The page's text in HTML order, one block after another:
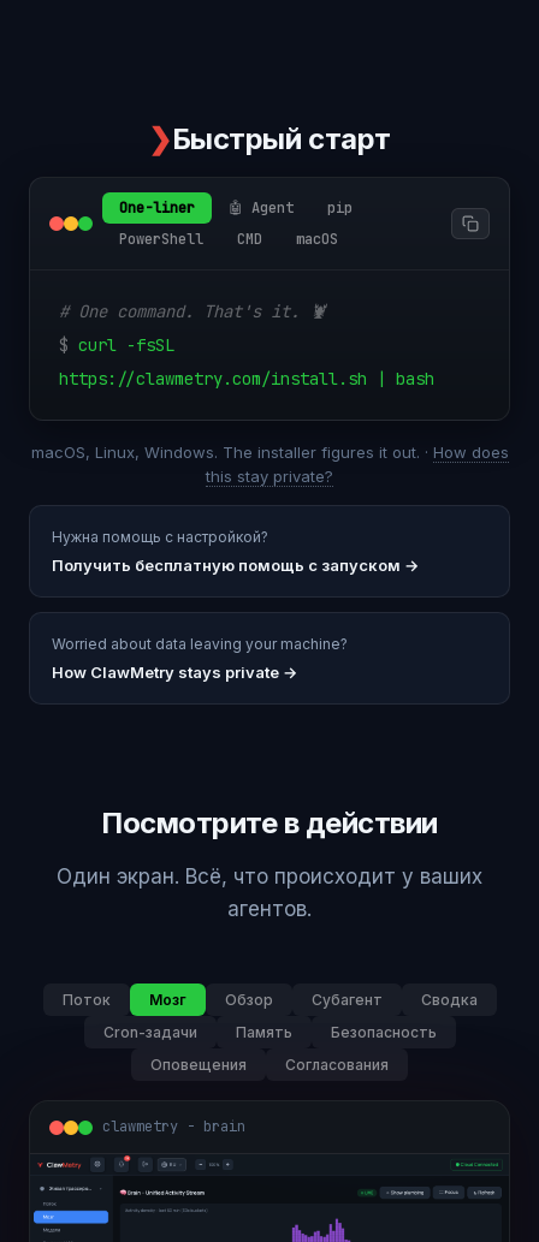
❯Быстрый старт
One-liner 🤖 Agent
pip
PowerShell
CMD macOS
# One command. That's it. 🦞
$ curl -fsSL
https://clawmetry.com/install.sh | bash
macOS, Linux, Windows. The installer figures it out. · How does
this stay private?
Нужна помощь с настройкой?
Получить бесплатную помощь с запуском →
Worried about data leaving your machine?
How ClawMetry stays private →
Посмотрите в действии
Один экран. Всё, что происходит у ваших
агентов.
Поток Мозг Обзор Субагент
Сводка
Cron-задачи
Память
Безопасность
Оповещения
Согласования
clawmetry - overview